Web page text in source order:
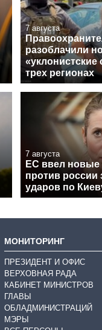
7 августа
разоблачили
трех регионах
7 августа
ЕС ввел новые
против россии
ударов по
МОНИТОРИНГ
ПРЕЗИДЕНТ И ОФИС
ВЕРХОВНАЯ РАДА
КАБИНЕТ МИНИСТРОВ
ГЛАВЫ
ОБЛАДМИНИСТРАЦИЙ
МЭРЫ